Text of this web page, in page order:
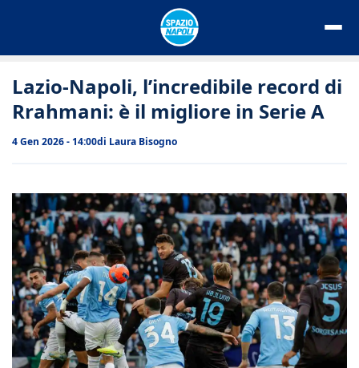
Lazio-Napoli, l’incredibile record di
Rrahmani: è il migliore in Serie A
4 Gen 2026 - 14:00di Laura Bisogno